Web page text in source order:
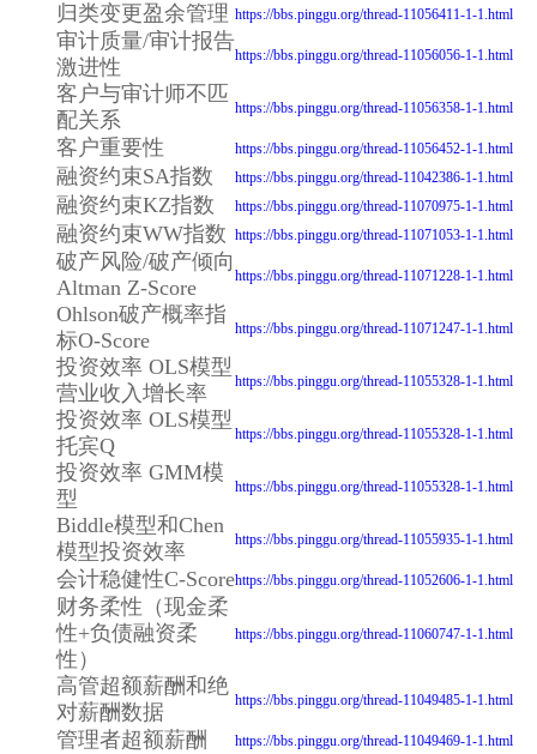
归类变更盈余管理 https://bbs.pinggu.org/thread-11056411-1-1.html
审计质量/审计报告
激进性
https://bbs.pinggu.org/thread-11056056-1-1.html
客户与审计师不匹
配关系
https://bbs.pinggu.org/thread-11056358-1-1.html
客户重要性 https://bbs.pinggu.org/thread-11056452-1-1.html
融资约束SA指数 https://bbs.pinggu.org/thread-11042386-1-1.html
融资约束KZ指数 https://bbs.pinggu.org/thread-11070975-1-1.html
融资约束WW指数 https://bbs.pinggu.org/thread-11071053-1-1.html
破产风险/破产倾向
Altman Z-Score
https://bbs.pinggu.org/thread-11071228-1-1.html
Ohlson破产概率指
标O-Score
https://bbs.pinggu.org/thread-11071247-1-1.html
投资效率 OLS模型
营业收入增长率
https://bbs.pinggu.org/thread-11055328-1-1.html
投资效率 OLS模型
托宾Q
https://bbs.pinggu.org/thread-11055328-1-1.html
投资效率 GMM模
型
https://bbs.pinggu.org/thread-11055328-1-1.html
Biddle模型和Chen
模型投资效率
https://bbs.pinggu.org/thread-11055935-1-1.html
会计稳健性C-Scorehttps://bbs.pinggu.org/thread-11052606-1-1.html
财务柔性（现金柔
性+负债融资柔
性）
https://bbs.pinggu.org/thread-11060747-1-1.html
高管超额薪酬和绝
对薪酬数据
https://bbs.pinggu.org/thread-11049485-1-1.html
管理者超额薪酬 https://bbs.pinggu.org/thread-11049469-1-1.html